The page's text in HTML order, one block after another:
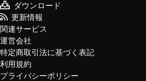
ダウンロード
更新情報
関連サービス
運営会社
特定商取引法に基づく表記
利用規約
プライバシーポリシー